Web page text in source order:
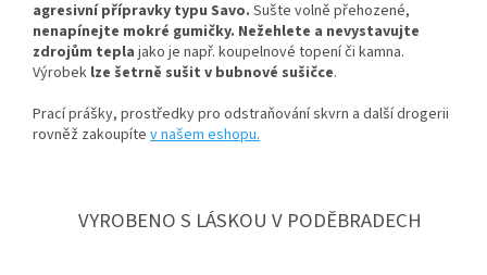
agresivní přípravky typu Savo. Sušte volně přehozené,
nenapínejte mokré gumičky. Nežehlete a nevystavujte
zdrojům tepla jako je např. koupelnové topení či kamna.
Výrobek lze šetrně sušit v bubnové sušičce.
Prací prášky, prostředky pro odstraňování skvrn a další drogerii
rovněž zakoupíte v našem eshopu.
VYROBENO S LÁSKOU V PODĚBRADECH